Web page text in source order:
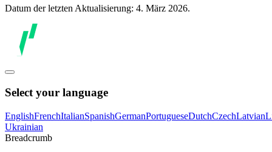
Datum der letzten Aktualisierung: 4. März 2026.
Select your language
EnglishFrenchItalianSpanishGermanPortugueseDutchCzechLatvian
Ukrainian
Breadcrumb